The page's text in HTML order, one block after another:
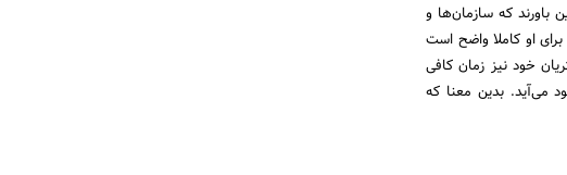
باورند که سازمان‌ها و
او کاملا واضح است
خود نیز زمان کافی
می‌آید. بدین معنا که